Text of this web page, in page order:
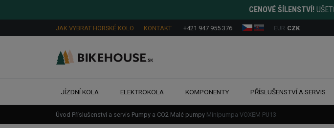
CENOVÉ ŠÍLENSTVÍ!
JAK VYBRAT HORSKÉ KOLO KONTAKT +421 947 955 376 EUR CZK
JÍZDNÍ KOLA ELEKTROKOLA KOMPONENTY PŘÍSLUŠENSTVÍ A SERVIS
Úvod Příslušenství a servis Pumpy a CO2 Malé pumpy Minipumpa VOXEM PU13